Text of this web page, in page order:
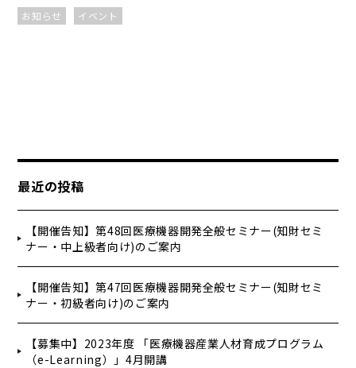
お知らせ イベント
最近の投稿
【開催告知】第48回医療機器開発全般セミナー(知財セミ
ナー・中上級者向け)のご案内
【開催告知】第47回医療機器開発全般セミナー(知財セミ
ナー・初級者向け)のご案内
【募集中】2023年度 「医療機器産業人材育成プログラム
（e-Learning）」4月開講